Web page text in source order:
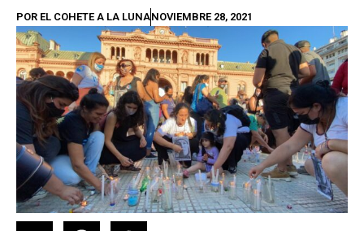
POR EL COHETE A LA LUNANOVIEMBRE 28, 2021